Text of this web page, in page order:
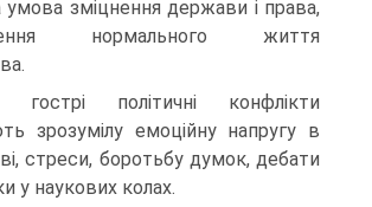
умова зміцнення держави і права,
нормального життя
гострі політичні конфлікти
зрозумілу емоційну напругу в
стреси, боротьбу думок, дебати
у наукових колах.